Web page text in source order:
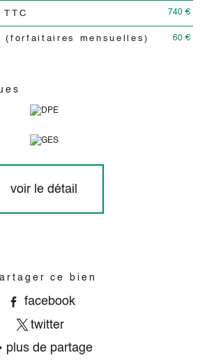
740 €
(forfaitaires mensuelles) 60 €
voir le détail
ce bien
facebook
twitter
plus de partage